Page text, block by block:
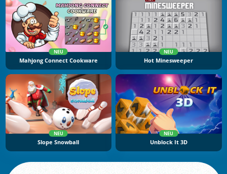
NEU
Mahjong Connect Cookware
NEU
Hot Minesweeper
NEU
Slope Snowball
NEU
Unblock It 3D